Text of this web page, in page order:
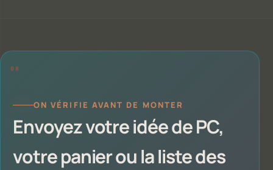
ON VÉRIFIE AVANT DE MONTER
Envoyez votre idée de PC,
votre panier ou la liste des